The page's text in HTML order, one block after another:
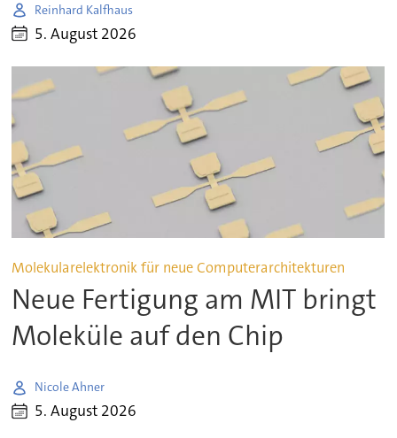
Reinhard Kalfhaus
5. August 2026
Molekularelektronik für neue Computerarchitekturen
Neue Fertigung am MIT bringt
Moleküle auf den Chip
Nicole Ahner
5. August 2026